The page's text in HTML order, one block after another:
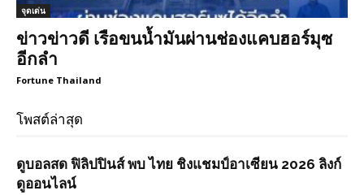
จุดเด่น
ข่าวข่าวดี เรือขนน้ำมันผ่านช่องแคบฮอร์มุซ
อีกลำ
Fortune Thailand
โพสต์ล่าสุด
ดูบอลสด ฟิลิปปินส์ พบ ไทย ชิงแชมป์อาเซียน 2026 ลิงก์
ดูออนไลน์